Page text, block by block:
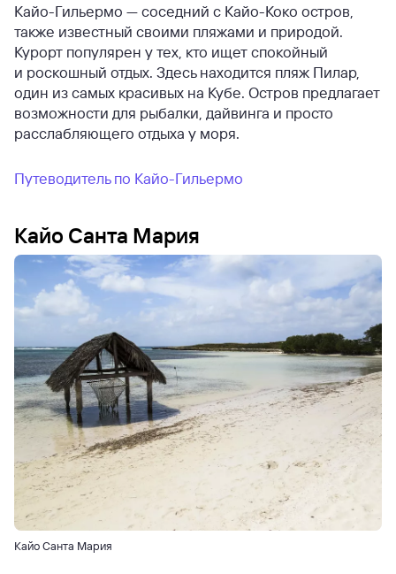
Кайо-Гильермо — соседний с Кайо-Коко остров,
также известный своими пляжами и природой.
Курорт популярен у тех, кто ищет спокойный
и роскошный отдых. Здесь находится пляж Пилар,
один из самых красивых на Кубе. Остров предлагает
возможности для рыбалки, дайвинга и просто
расслабляющего отдыха у моря.
Путеводитель по Кайо-Гильермо
Кайо Санта Мария
Кайо Санта Мария